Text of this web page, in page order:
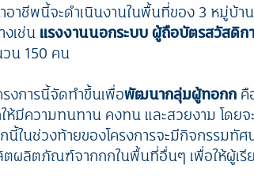
อาชีพนี้จะดำเนินงานในพื้นที่ของ 3 หมู่บ้า
งเช่น แรงงานนอกระบบ ผู้ถือบัตรสวัสดิก
น 150 คน
งการนี้จัดทำขึ้นเพื่อพัฒนากลุ่มผู้ทอกก คื
ห้มีความทนทาน คงทน และสวยงาม โดย
นี้ในช่วงท้ายของโครงการจะมีกิจกรรมทั
ตผลิตภัณฑ์จากกกในพื้นที่อื่นๆ เพื่อให้ผู้เรี